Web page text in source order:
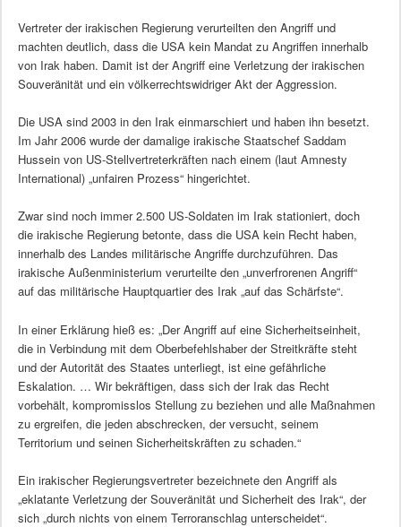
Vertreter der irakischen Regierung verurteilten den Angriff und
machten deutlich, dass die USA kein Mandat zu Angriffen innerhalb
von Irak haben. Damit ist der Angriff eine Verletzung der irakischen
Souveränität und ein völkerrechtswidriger Akt der Aggression.
Die USA sind 2003 in den Irak einmarschiert und haben ihn besetzt.
Im Jahr 2006 wurde der damalige irakische Staatschef Saddam
Hussein von US-Stellvertreterkräften nach einem (laut Amnesty
International) „unfairen Prozess“ hingerichtet.
Zwar sind noch immer 2.500 US-Soldaten im Irak stationiert, doch
die irakische Regierung betonte, dass die USA kein Recht haben,
innerhalb des Landes militärische Angriffe durchzuführen. Das
irakische Außenministerium verurteilte den „unverfrorenen Angriff“
auf das militärische Hauptquartier des Irak „auf das Schärfste“.
In einer Erklärung hieß es: „Der Angriff auf eine Sicherheitseinheit,
die in Verbindung mit dem Oberbefehlshaber der Streitkräfte steht
und der Autorität des Staates unterliegt, ist eine gefährliche
Eskalation. … Wir bekräftigen, dass sich der Irak das Recht
vorbehält, kompromisslos Stellung zu beziehen und alle Maßnahmen
zu ergreifen, die jeden abschrecken, der versucht, seinem
Territorium und seinen Sicherheitskräften zu schaden.“
Ein irakischer Regierungsvertreter bezeichnete den Angriff als
„eklatante Verletzung der Souveränität und Sicherheit des Irak“, der
sich „durch nichts von einem Terroranschlag unterscheidet“.